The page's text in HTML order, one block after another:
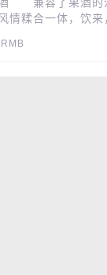
酒 兼容了果酒的
情糅合一体，饮
质等成分，有助于